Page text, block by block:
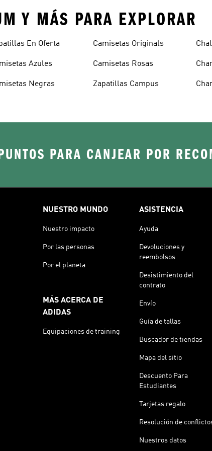
Y MÁS PARA EXPLORAR
En Oferta
Azules
Negras
Camisetas Originals
Camisetas Rosas
Zapatillas Campus
PARA CANJEAR POR
NUESTRO MUNDO
Nuestro impacto
Por las personas
Por el planeta
MÁS ACERCA DE
ADIDAS
Equipaciones de training
ASISTENCIA
Ayuda
Devoluciones y
reembolsos
Desistimiento del
contrato
Envío
Guía de tallas
Buscador de tiendas
Mapa del sitio
Descuento Para
Estudiantes
Tarjetas regalo
Resolución de
Nuestros datos